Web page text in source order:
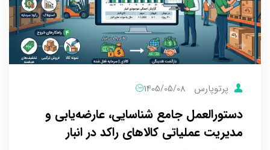
پرتوپارس 1405/05/08
دستورالعمل جامع شناسایی، عارضه‌یابی و
مدیریت عملیاتی کالاهای راکد در انبار